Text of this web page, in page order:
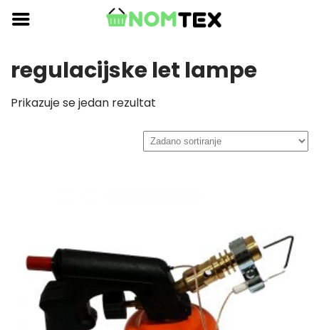
Skip
content
regulacijske let lampe
Prikazuje se jedan rezultat